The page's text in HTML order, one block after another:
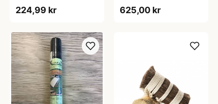
224,99 kr 625,00 kr